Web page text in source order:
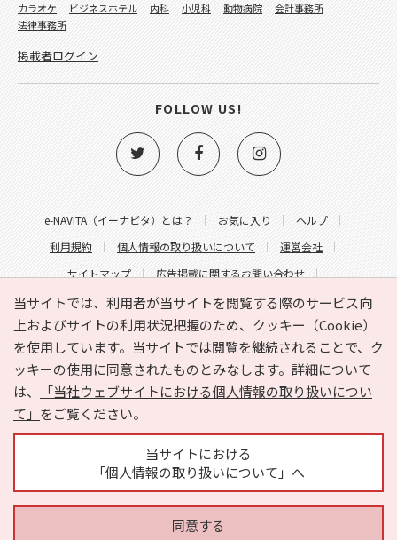
当サイトでは、利用者が当サイトを閲覧する際のサービス向
上およびサイトの利用状況把握のため、クッキー（Cookie）
を使用しています。当サイトでは閲覧を継続されることで、ク
ッキーの使用に同意されたものとみなします。詳細について
は、
「当社ウェブサイトにおける個人情報の取り扱いについ
て」 をご覧ください。
当サイトにおける
「個人情報の取り扱いについて」へ
同意する
e-NAVITA（イーナビタ）とは？ お気に入り
ヘルプ
利用規約
個人情報の取り扱いについて
運営会社
サイトマップ
広告掲載に関するお問い合わせ
サイトの内容に関するお問い合わせ
カラオケ
ビジネスホテル 内科 小児科 動物病院
会計事務所
法律事務所
掲載者ログイン
FOLLOW US!
Copyright © HYOJITO.Co.,Ltd. All Rights Reserved.